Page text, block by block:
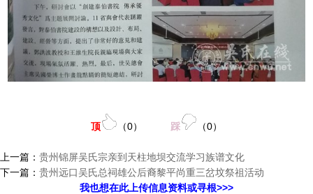
顶 （0） 踩 （0）
上一篇： 贵州锦屏吴氏宗亲到天柱地坝交流学习族谱文化
下一篇： 贵州远口吴氏总祠雄公后裔黎平尚重三岔坟祭祖活动
我也想在此上传信息资料或寻根>>>